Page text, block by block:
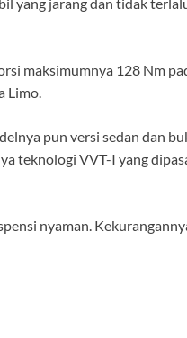
maksimumnya 128 Nm
Limo.
pun versi sedan dan
teknologi VVT-I yang
nyaman.